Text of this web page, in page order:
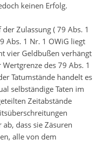
keinen Erfolg.
Zulassung ( 79 Abs. 1
Abs. 1 Nr. 1 OWiG liegt
vier Geldbußen verhängt
des 79 Abs. 1
Tatumstände handelt es
selbständige Taten im
Zeitabstände
dass sie Zäsuren
alle von dem